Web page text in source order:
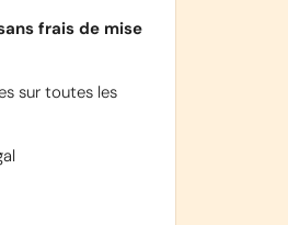
frais de mise
sur toutes les